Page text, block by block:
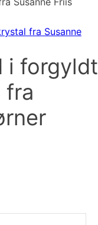
i forgyldt
fra